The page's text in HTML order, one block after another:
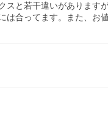
と若干違いがありま
合ってます。また、お